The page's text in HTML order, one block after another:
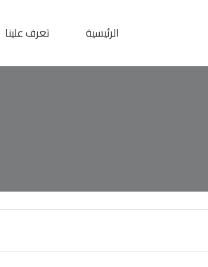
الرئيسية تعرف علينا